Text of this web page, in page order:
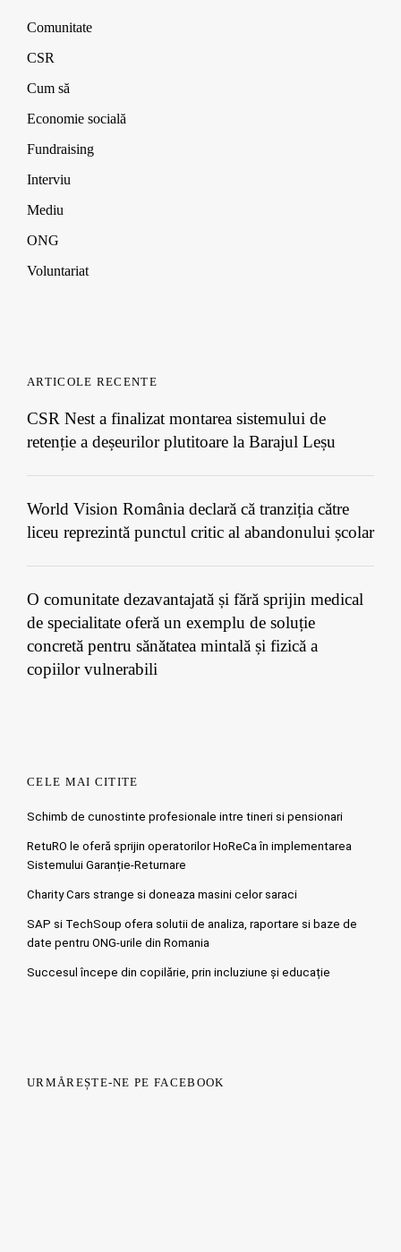
Comunitate
CSR
Cum să
Economie socială
Fundraising
Interviu
Mediu
ONG
Voluntariat
ARTICOLE RECENTE
CSR Nest a finalizat montarea sistemului de
retenție a deșeurilor plutitoare la Barajul Leșu
World Vision România declară că tranziția către
liceu reprezintă punctul critic al abandonului școlar
O comunitate dezavantajată și fără sprijin medical
de specialitate oferă un exemplu de soluție
concretă pentru sănătatea mintală și fizică a
copiilor vulnerabili
CELE MAI CITITE
Schimb de cunostinte profesionale intre tineri si pensionari
RetuRO le oferă sprijin operatorilor HoReCa în implementarea
Sistemului Garanție-Returnare
Charity Cars strange si doneaza masini celor saraci
SAP si TechSoup ofera solutii de analiza, raportare si baze de
date pentru ONG-urile din Romania
Succesul începe din copilărie, prin incluziune și educație
URMĂREȘTE-NE PE FACEBOOK